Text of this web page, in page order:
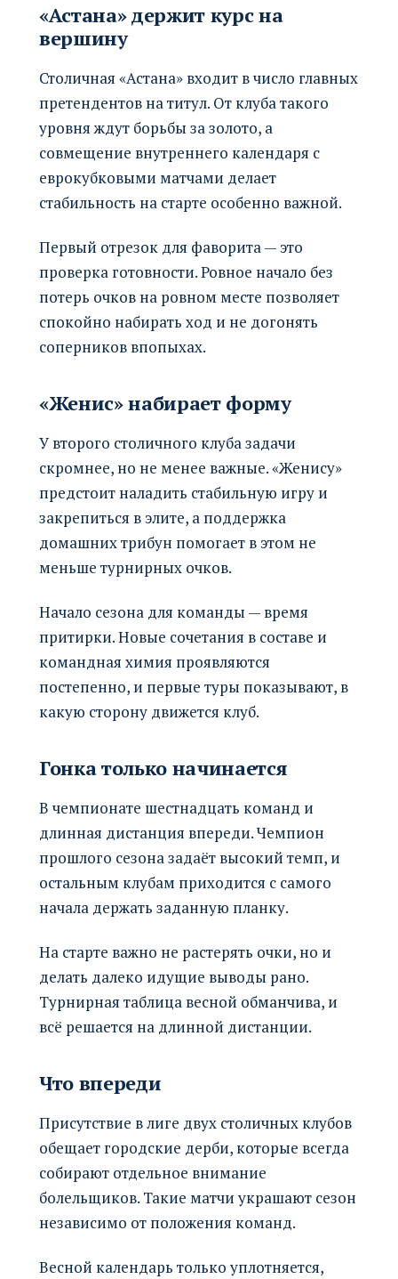
«Астана» держит курс на
вершину
Столичная «Астана» входит в число главных
претендентов на титул. От клуба такого
уровня ждут борьбы за золото, а
совмещение внутреннего календаря с
еврокубковыми матчами делает
стабильность на старте особенно важной.
Первый отрезок для фаворита — это
проверка готовности. Ровное начало без
потерь очков на ровном месте позволяет
спокойно набирать ход и не догонять
соперников впопыхах.
«Женис» набирает форму
У второго столичного клуба задачи
скромнее, но не менее важные. «Женису»
предстоит наладить стабильную игру и
закрепиться в элите, а поддержка
домашних трибун помогает в этом не
меньше турнирных очков.
Начало сезона для команды — время
притирки. Новые сочетания в составе и
командная химия проявляются
постепенно, и первые туры показывают, в
какую сторону движется клуб.
Гонка только начинается
В чемпионате шестнадцать команд и
длинная дистанция впереди. Чемпион
прошлого сезона задаёт высокий темп, и
остальным клубам приходится с самого
начала держать заданную планку.
На старте важно не растерять очки, но и
делать далеко идущие выводы рано.
Турнирная таблица весной обманчива, и
всё решается на длинной дистанции.
Что впереди
Присутствие в лиге двух столичных клубов
обещает городские дерби, которые всегда
собирают отдельное внимание
болельщиков. Такие матчи украшают сезон
независимо от положения команд.
Весной календарь только уплотняется,